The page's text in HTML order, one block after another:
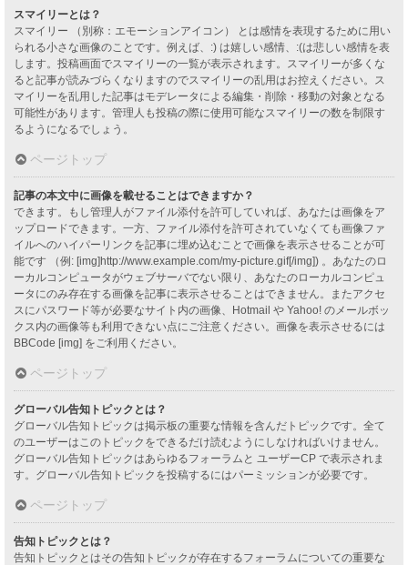
スマイリーとは？
スマイリー （別称：エモーションアイコン） とは感情を表現するために用い
られる小さな画像のことです。例えば、:) は嬉しい感情、:(は悲しい感情を表
します。投稿画面でスマイリーの一覧が表示されます。スマイリーが多くな
ると記事が読みづらくなりますのでスマイリーの乱用はお控えください。ス
マイリーを乱用した記事はモデレータによる編集・削除・移動の対象となる
可能性があります。管理人も投稿の際に使用可能なスマイリーの数を制限す
るようになるでしょう。
ページトップ
記事の本文中に画像を載せることはできますか？
できます。もし管理人がファイル添付を許可していれば、あなたは画像をア
ップロードできます。一方、ファイル添付を許可されていなくても画像ファ
イルへのハイパーリンクを記事に埋め込むことで画像を表示させることが可
能です （例: [img]http://www.example.com/my-picture.gif[/img]) 。あなたのロ
ーカルコンピュータがウェブサーバでない限り、あなたのローカルコンピュ
ータにのみ存在する画像を記事に表示させることはできません。またアクセ
スにパスワード等が必要なサイト内の画像、Hotmail や Yahoo! のメールボッ
クス内の画像等も利用できない点にご注意ください。画像を表示させるには
BBCode [img] をご利用ください。
ページトップ
グローバル告知トピックとは？
グローバル告知トピックは掲示板の重要な情報を含んだトピックです。全て
のユーザーはこのトピックをできるだけ読むようにしなければいけません。
グローバル告知トピックはあらゆるフォーラムと ユーザーCP で表示されま
す。グローバル告知トピックを投稿するにはパーミッションが必要です。
ページトップ
告知トピックとは？
告知トピックとはその告知トピックが存在するフォーラムについての重要な